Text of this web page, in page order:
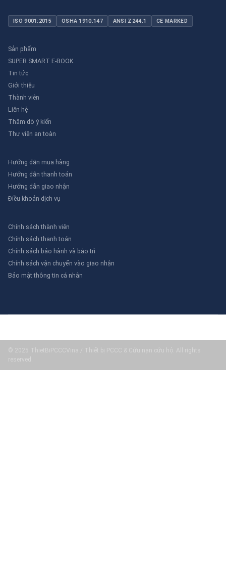
ISO 9001:2015 OSHA 1910.147 ANSI Z244.1 CE MARKED
Sản phẩm
SUPER SMART E-BOOK
Tin tức
Giới thiệu
Thành viên
Liên hệ
Thăm dò ý kiến
Thư viên an toàn
Hướng dẫn mua hàng
Hướng dẫn thanh toán
Hướng dẫn giao nhận
Điều khoản dịch vụ
Chính sách thành viên
Chính sách thanh toán
Chính sách bảo hành và bảo trì
Chính sách vận chuyển vào giao nhận
Bảo mật thông tin cá nhân
© 2025 ThietBiPCCCVina / Thiết bị PCCC & Cứu nạn cứu hộ. All rights
reserved.